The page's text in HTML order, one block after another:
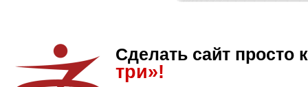
Сделать сайт просто
три»!